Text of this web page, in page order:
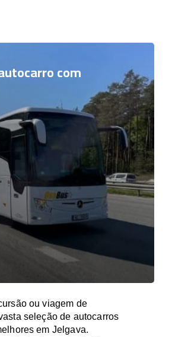
com
ou viagem de
seleção de autocarros
em Jelgava.